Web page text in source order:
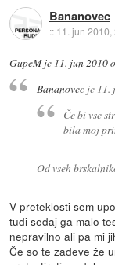
Bananovec
:: 11. jun 2010,
GupeMje 11. jun 2010
Bananovecje 11.
Če bi vse
bila moj
Od vseh
V preteklosti sem
tudi sedaj ga malo
nepravilno ali pa mi
Če so te zadeve že